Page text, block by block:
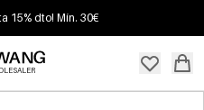
15% dto! Mín. 30€